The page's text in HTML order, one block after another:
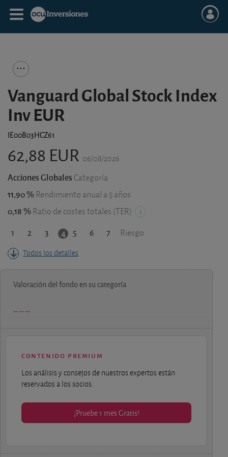
Vanguard Global Stock Index
Inv EUR
IE00B03HCZ61
62,88 EUR 06/08/2026
Acciones Globales Categoría
11,90 % Rendimiento anual a 5 años
0,18 % Ratio de costes totales (TER)
1 2 3 4 5 6 7 Riesgo
Todos los detalles
Valoración del fondo en su categoría
contenido premium
Los análisis y consejos de nuestros expertos están
reservados a los socios.
¡Pruebe 1 mes Gratis!